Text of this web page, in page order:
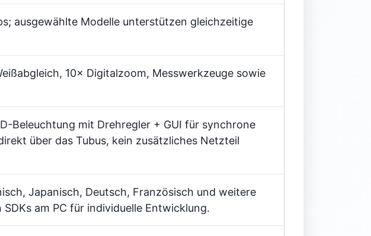
ausgewählte Modelle unterstützen gleichzeitige
10× Digitalzoom, Messwerkzeuge sowie
Beleuchtung mit Drehregler + GUI für synchrone
über das Tubus, kein zusätzliches Netzteil
Japanisch, Deutsch, Französisch und weitere
am PC für individuelle Entwicklung.